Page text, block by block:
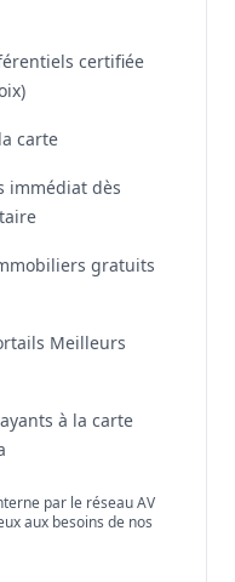
certifiée
carte
immédiat dès
gratuits
Meilleurs
à la carte
par le réseau AV
aux besoins de nos